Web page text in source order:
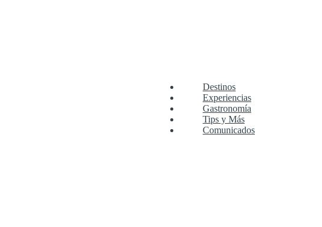
Destinos
Experiencias
Gastronomía
Tips y Más
Comunicados